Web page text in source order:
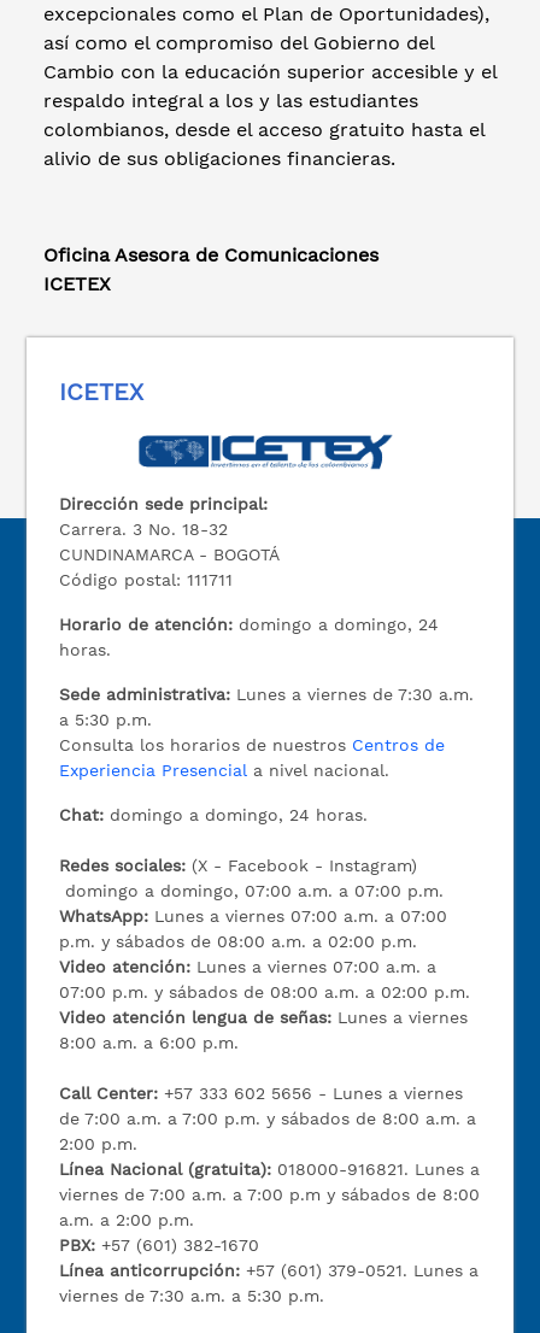
excepcionales como el Plan de Oportunidades),
así como el compromiso del Gobierno del
Cambio con la educación superior accesible y el
respaldo integral a los y las estudiantes
colombianos, desde el acceso gratuito hasta el
alivio de sus obligaciones financieras.
Oficina Asesora de Comunicaciones
ICETEX
ICETEX
Dirección sede principal:
Carrera. 3 No. 18-32
CUNDINAMARCA - BOGOTÁ
Código postal: 111711
Horario de atención: domingo a domingo, 24
horas.
Sede administrativa: Lunes a viernes de 7:30 a.m.
a 5:30 p.m.
Consulta los horarios de nuestros Centros de
Experiencia Presencial a nivel nacional.
Chat: domingo a domingo, 24 horas.
Redes sociales: (X - Facebook - Instagram)
domingo a domingo, 07:00 a.m. a 07:00 p.m.
WhatsApp: Lunes a viernes 07:00 a.m. a 07:00
p.m. y sábados de 08:00 a.m. a 02:00 p.m.
Video atención: Lunes a viernes 07:00 a.m. a
07:00 p.m. y sábados de 08:00 a.m. a 02:00 p.m.
Video atención lengua de señas: Lunes a viernes
8:00 a.m. a 6:00 p.m.
Call Center:+57 333 602 5656 - Lunes a viernes
de 7:00 a.m. a 7:00 p.m. y sábados de 8:00 a.m. a
2:00 p.m.
Línea Nacional (gratuita): 018000-916821. Lunes a
viernes de 7:00 a.m. a 7:00 p.m y sábados de 8:00
a.m. a 2:00 p.m.
PBX:+57 (601) 382-1670
Línea anticorrupción:+57 (601) 379-0521. Lunes a
viernes de 7:30 a.m. a 5:30 p.m.